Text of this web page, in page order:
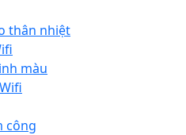
thân nhiệt
màu
công